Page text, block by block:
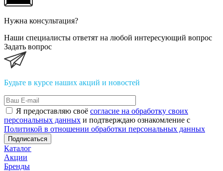
Нужна консультация?
Наши специалисты ответят на любой интересующий вопрос
Задать вопрос
Будьте в курсе наших акций и новостей
Я предоставляю своё согласие на обработку своих
персональных данных и подтверждаю ознакомление с
Политикой в отношении обработки персональных данных
Подписаться
Каталог
Акции
Бренды